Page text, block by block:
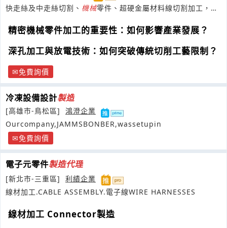
快走絲及中走絲切割、 機械零件、超硬金屬材料線切割加工，能
精密機械零件加工的重要性：如何影響產業發展？
深孔加工與放電技術：如何突破傳統切削工藝限制？
免費詢價
冷凍設備設計製造
[高雄市-鳥松區]
鴻澄企業
Ourcompany,JAMMSBONBER,wassetupin
免費詢價
電子元零件製造代理
[新北市-三重區]
利績企業
線材加工.CABLE ASSEMBLY.電子線WIRE HARNESSES
線材加工 Connector製造